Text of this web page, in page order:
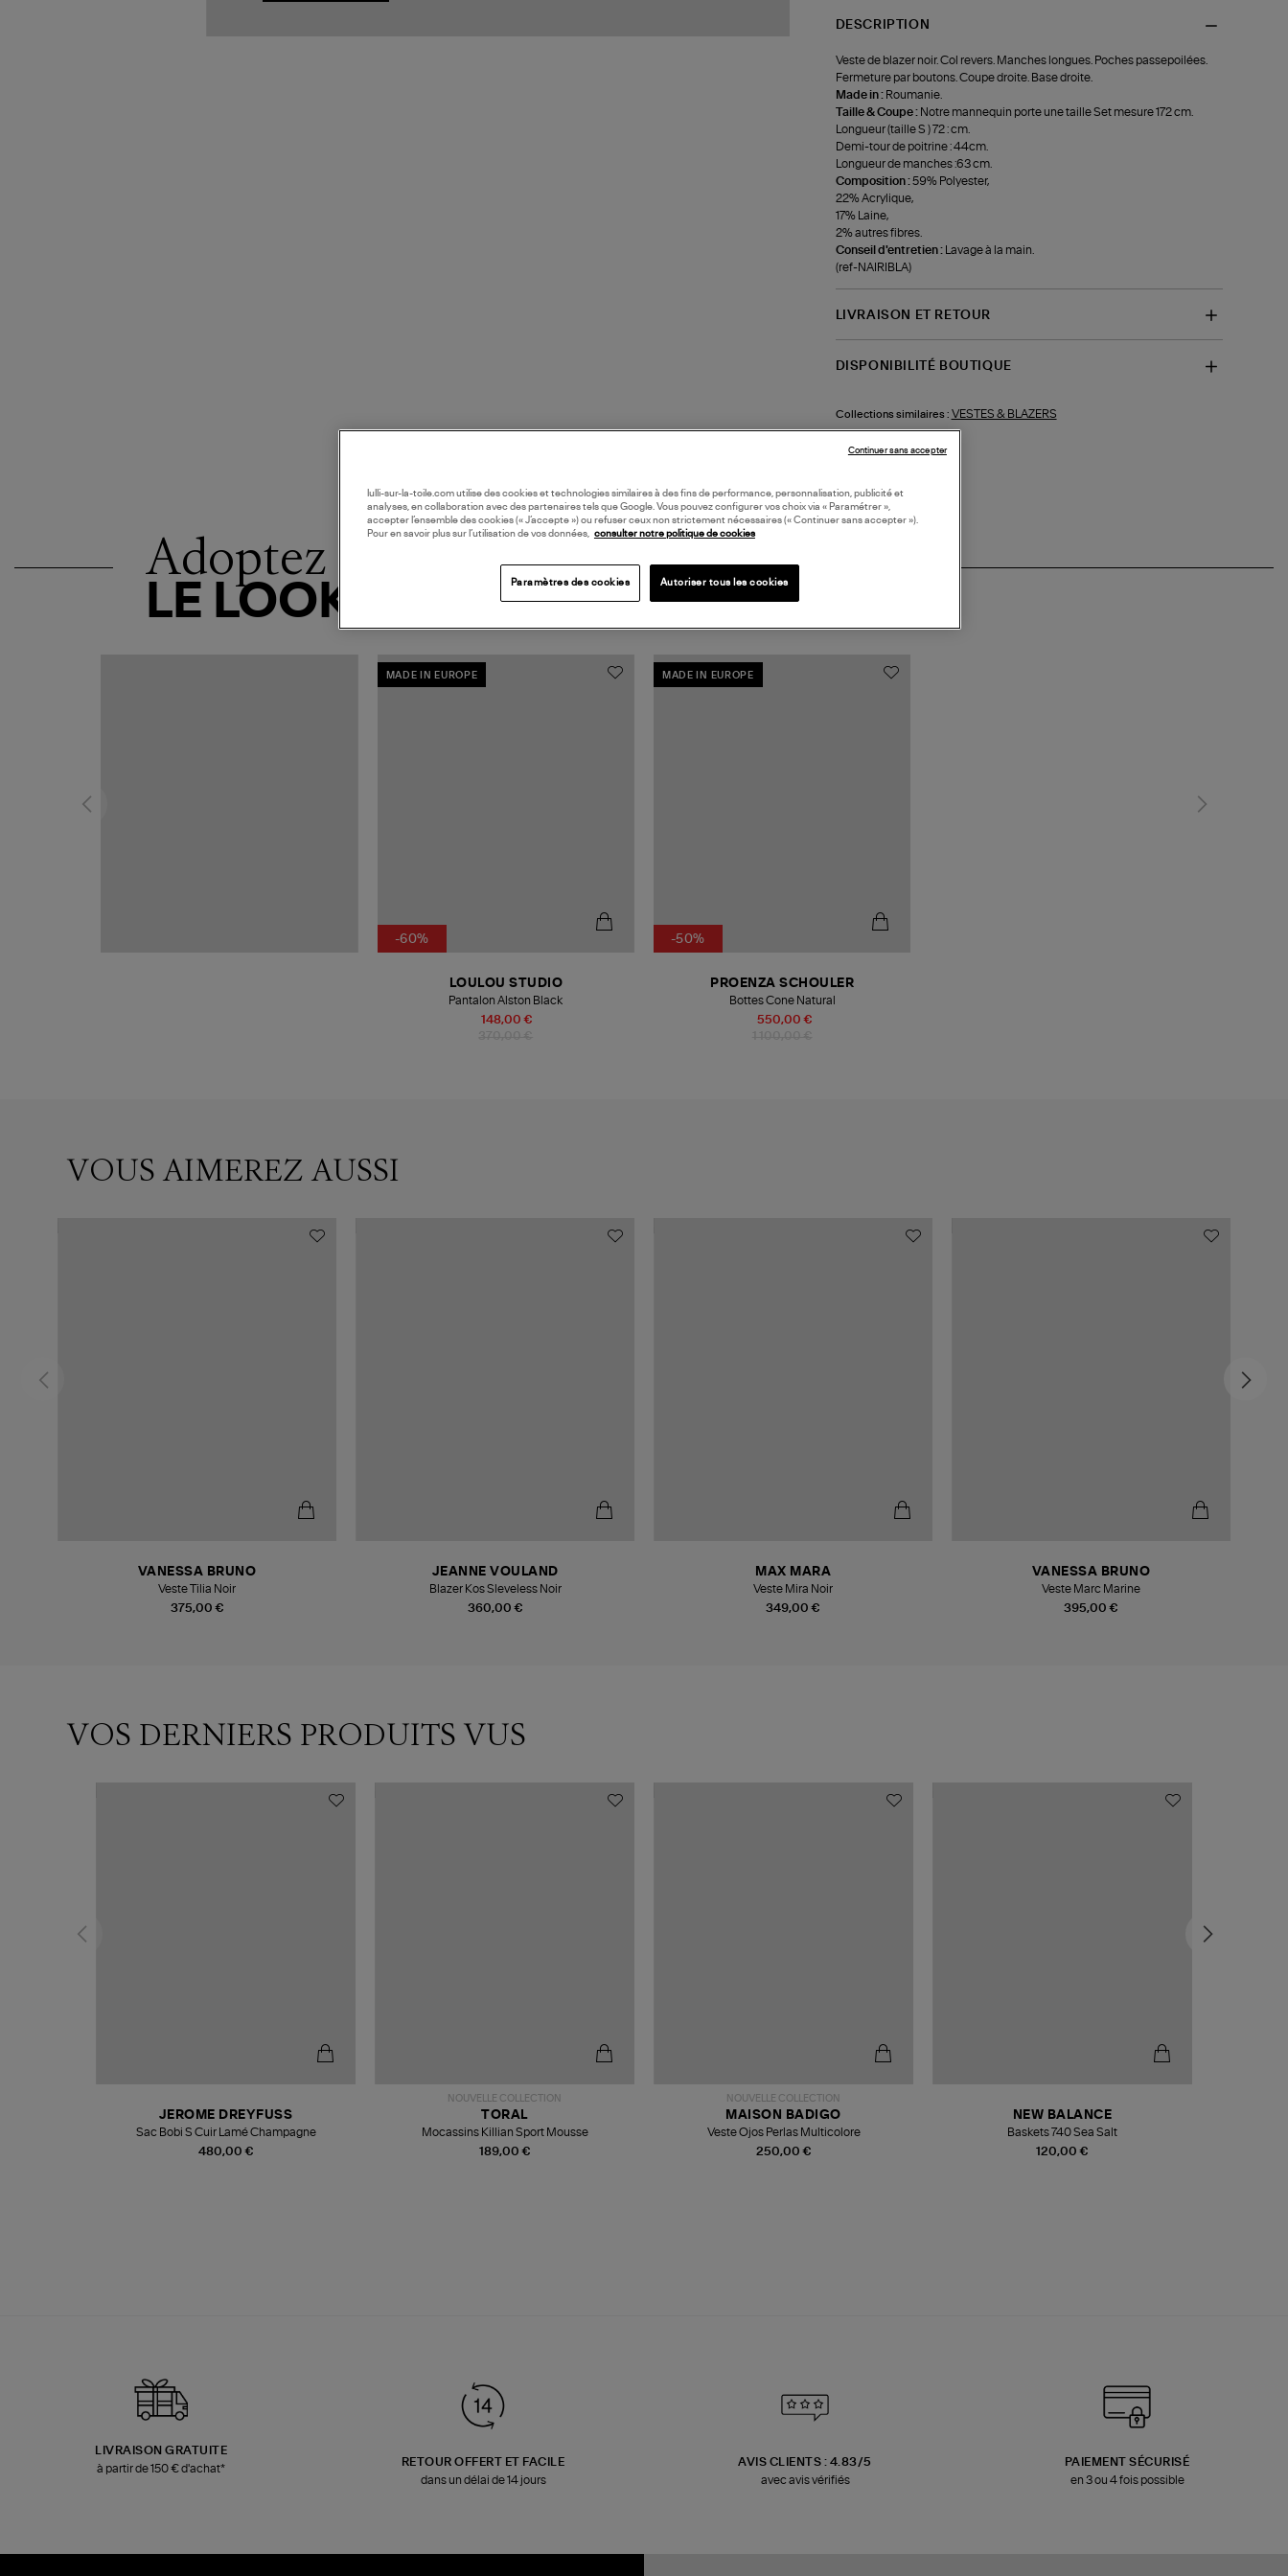
DESCRIPTION
Veste de blazer noir. Col revers. Manches longues. Poches passepoilées.
Fermeture par boutons. Coupe droite. Base droite.
Made in : Roumanie.
Taille & Coupe : Notre mannequin porte une taille Set mesure 172 cm.
Longueur (taille S ) 72 : cm.
Demi-tour de poitrine : 44cm.
Longueur de manches :63 cm.
Composition :59% Polyester,
22% Acrylique,
17% Laine,
2% autres fibres.
Conseil d'entretien :
Lavage à la main.
(ref-NAIRIBLA)
LIVRAISON ET RETOUR
DISPONIBILITÉ BOUTIQUE
Collections similaires : VESTES & BLAZERS
Adoptez
LE LOOK
MADE IN EUROPE
-60%
148,00 €
LOULOU STUDIO
Pantalon Alston Black
MADE IN EUROPE
-50%
550,00 €
PROENZA SCHOULER
Bottes Cone Natural
VOUS AIMEREZ AUSSI
375,00 €
VANESSA BRUNO
Veste Tilia Noir
360,00 €
JEANNE VOULAND
Blazer Kos Sleveless Noir
349,00 €
MAX MARA
Veste Mira Noir
395,00 €
VANESSA BRUNO
Veste Marc Marine
VOS DERNIERS PRODUITS VUS
480,00 €
JEROME DREYFUSS
Sac Bobi S Cuir Lamé Champagne
NOUVELLE COLLECTION
189,00 €
TORAL
Mocassins Killian Sport Mousse
NOUVELLE COLLECTION
250,00 €
MAISON BADIGO
Veste Ojos Perlas Multicolore
120,00 €
NEW BALANCE
Baskets 740 Sea Salt
LIVRAISON GRATUITE
à partir de 150 € d'achat*
RETOUR OFFERT ET FACILE
dans un délai de 14 jours
AVIS CLIENTS : 4.83/5
avec avis vérifiés
PAIEMENT SÉCURISÉ
en 3 ou 4 fois possible
lulli-sur-la-toile.com utilise des cookies et technologies similaires à des fins de performance, personnalisation, publicité et
analyses, en collaboration avec des partenaires tels que Google. Vous pouvez configurer vos choix via « Paramétrer »,
accepter l’ensemble des cookies (« J’accepte ») ou refuser ceux non strictement nécessaires (« Continuer sans accepter »).
Pour en savoir plus sur l’utilisation de vos données, consulter notre politique de cookies
Paramètres des cookies Autoriser tous les cookies
Continuer sans accepter